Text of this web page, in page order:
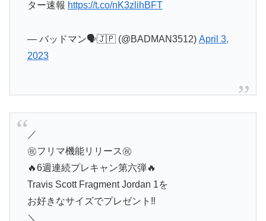
ター速報 https://t.co/nK3zlihBFT
— バッドマン🗣🇯🇵 (@BADMAN3512) April 3,
2023
／
㊗️フリマ機能リリース㊗️
🔥6週連続プレキャン第六弾🔥
Travis Scott Fragment Jordan 1を
お好きなサイズでプレゼント‼️
＼